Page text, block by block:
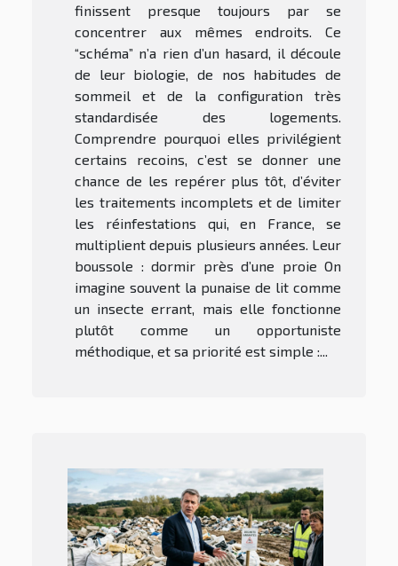
finissent presque toujours par se
concentrer aux mêmes endroits. Ce
“schéma” n’a rien d’un hasard, il découle
de leur biologie, de nos habitudes de
sommeil et de la configuration très
standardisée des logements.
Comprendre pourquoi elles privilégient
certains recoins, c’est se donner une
chance de les repérer plus tôt, d’éviter
les traitements incomplets et de limiter
les réinfestations qui, en France, se
multiplient depuis plusieurs années. Leur
boussole : dormir près d’une proie On
imagine souvent la punaise de lit comme
un insecte errant, mais elle fonctionne
plutôt comme un opportuniste
méthodique, et sa priorité est simple :...